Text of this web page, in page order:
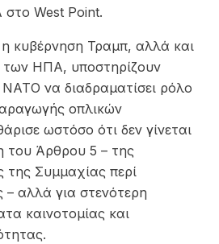
West Point.
η κυβέρνηση Τραμπ, αλλά και
των ΗΠΑ, υποστηρίζουν
να διαδραματίσει ρόλο
οπλικών
ωστόσο ότι δεν γίνεται
του Άρθρου 5 – της
της Συμμαχίας περί
αλλά για στενότερη
καινοτομίας και